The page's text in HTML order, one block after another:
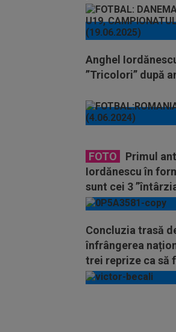
Anghel
”Tricolori” după
FOTO
Primul
Iordănescu în
sunt cei 3
Concluzia trasă
înfrângerea
trei reprize ca să